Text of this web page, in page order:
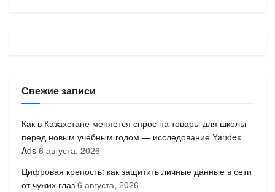
Свежие записи
Как в Казахстане меняется спрос на товары для школы
перед новым учебным годом — исследование Yandex
Ads 6 августа, 2026
Цифровая крепость: как защитить личные данные в сети
от чужих глаз 6 августа, 2026